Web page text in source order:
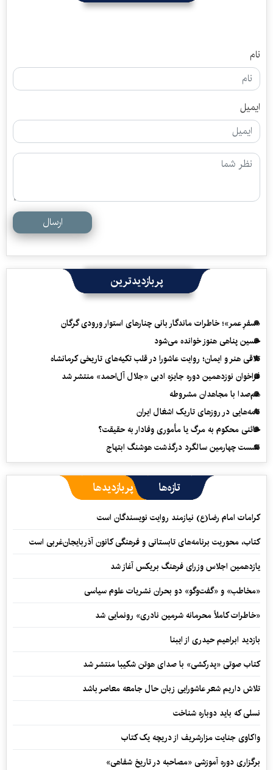
نام
ایمیل
ارسال
پربازدیدترین
«سفرِ عمر»؛ خاطرات ماندگار بانی چنارهای استوار ورودی گرگان
حسین پناهی هنوز خوانده می‌شود
تلاقی هنر و ایمان؛ روایت عاشورا در قلب تکیه‌های تاریخی کرمانشاه
فراخوان نوزدهمین دوره جایزه ادبی «جلال آل‌احمد» منتشر شد
هم‌صدا با مجاهدان مشروطه
نامه‌هایی در روزهای تاریک اشغال ایران
خائنی محکوم به مرگ یا مأموری وفادار به حقیقت؟
نشست چهارمین سالگرد درگذشت هوشنگ ابتهاج
تازه‌ها پربازدیدها
کرامات امام رضا(ع) نیازمند روایت نویسندگان است
کتاب، محوریت برنامه‌های تابستانی و فرهنگی کانون آذربایجان‌غربی است
یازدهمین اجلاس وزرای فرهنگ بریکس آغاز شد
«مخاطب» و «گفت‌وگو» دو بحران نشریات علوم سیاسی
«خاطرات کاملاً محرمانه شرمین نادری» رونمایی شد
بازدید ابراهیم حیدری از ایبنا
کتاب صوتی «پدرکشی» با صدای هوتن شکیبا منتشر شد
تلاش داریم شعر عاشورایی زبان حال جامعه معاصر باشد
نسلی که باید دوباره شناخت
واکاوی جنایت مزارشریف از دریچه یک کتاب
برگزاری دوره آموزشی «مصاحبه در تاریخ شفاهی»